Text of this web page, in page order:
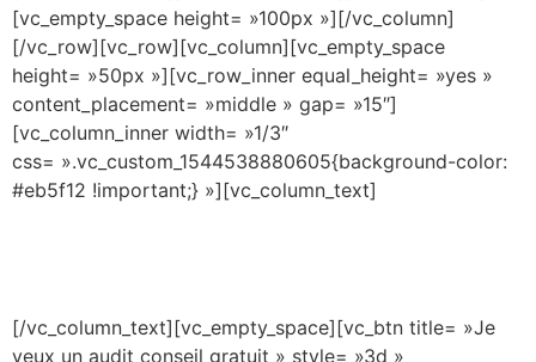
[vc_empty_space height= »100px »][/vc_column]
[/vc_row][vc_row][vc_column][vc_empty_space
height= »50px »][vc_row_inner equal_height= »yes »
content_placement= »middle » gap= »15″]
[vc_column_inner width= »1/3″
css= ».vc_custom_1544538880605{background-color:
#eb5f12 !important;} »][vc_column_text]
[/vc_column_text][vc_empty_space][vc_btn title= »Je
veux un audit conseil gratuit » style= »3d »